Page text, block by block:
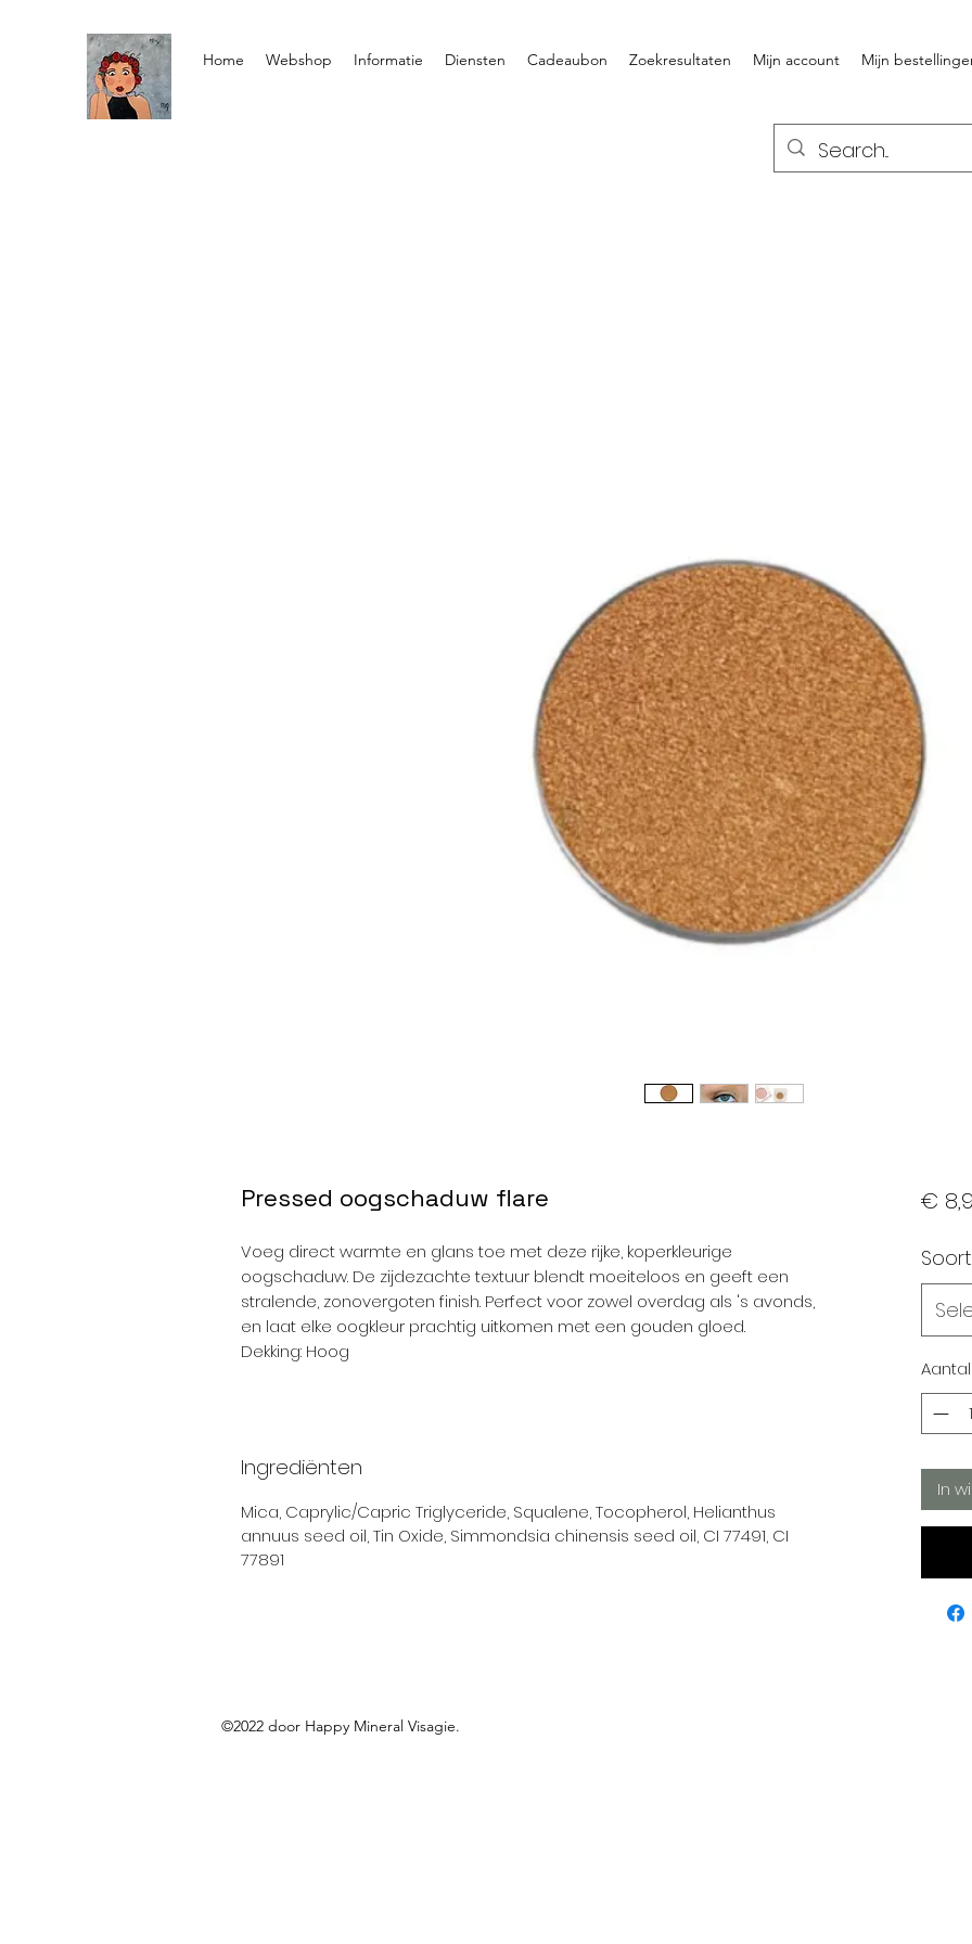
Home Webshop Informatie Diensten Cadeaubon Zoekresultaten Mijn account Mijn
Pressed oogschaduw flare
Voeg direct warmte en glans toe met deze rijke, koperkleurige
oogschaduw. De zijdezachte textuur blendt moeiteloos en geeft een
stralende, zonovergoten finish. Perfect voor zowel overdag als 's avonds,
en laat elke oogkleur prachtig uitkomen met een gouden gloed.
Dekking: Hoog
Ingrediënten
Mica, Caprylic/Capric Triglyceride, Squalene, Tocopherol, Helianthus
annuus seed oil, Tin Oxide, Simmondsia chinensis seed oil, CI 77491, CI
77891
€
Soort
Aantal
In
©2022 door Happy Mineral Visagie.